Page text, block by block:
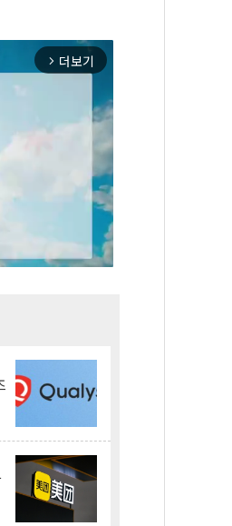
arrow_forward_ios 더보기